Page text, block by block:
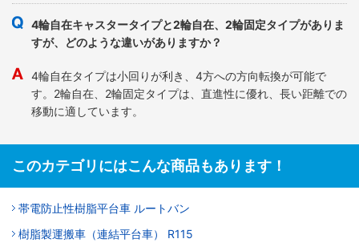
4輪自在キャスタータイプと2輪自在、2輪固定タイプがありま
すが、どのような違いがありますか？
4輪自在タイプは小回りが利き、4方への方向転換が可能で
す。2輪自在、2輪固定タイプは、直進性に優れ、長い距離での
移動に適しています。
このカテゴリにはこんな商品もあります！
帯電防止性樹脂平台車 ルートバン
樹脂製運搬車（連結平台車） R115